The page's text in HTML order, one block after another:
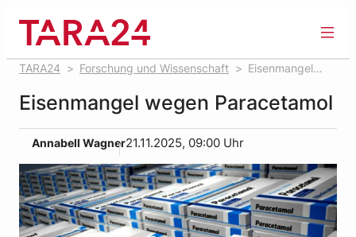
springen
TARA24 Forschung und Wissenschaft
Eisenmangel
Eisenmangel wegen Paracetamol
Annabell Wagner21.11.2025, 09:00 Uhr